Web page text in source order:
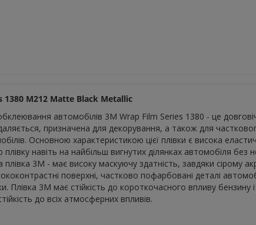
1380 M212 Matte Black Metallic
автомобілів 3M Wrap Film Series 1380 - це
призначена для декорування, а також для
Основною характеристикою цієї плівки є висока
навіть на найбільш вигнутих ділянках автомобіля без
плівка 3М - має високу маскуючу здатність, завдяки сірому
поверхні, частково пофарбовані деталі
Плівка 3М має стійкість до короткочасного впливу бензину
до всіх атмосферних впливів.